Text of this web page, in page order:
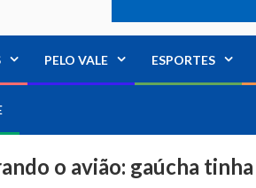
PELO VALE ESPORTES
o avião: gaúcha